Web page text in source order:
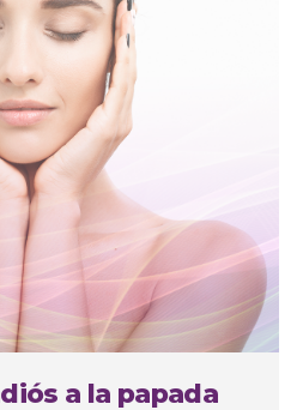
a la papada